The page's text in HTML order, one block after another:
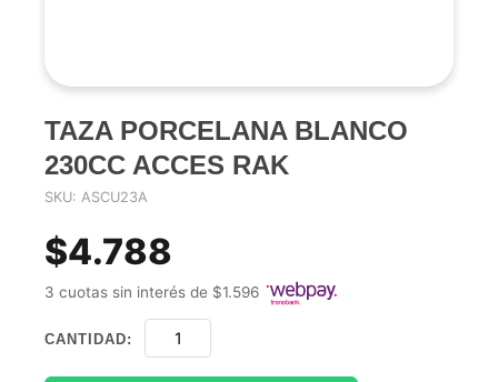
TAZA PORCELANA BLANCO
230CC ACCES RAK
SKU: ASCU23A
$4.788
3 cuotas sin interés de $1.596
CANTIDAD: